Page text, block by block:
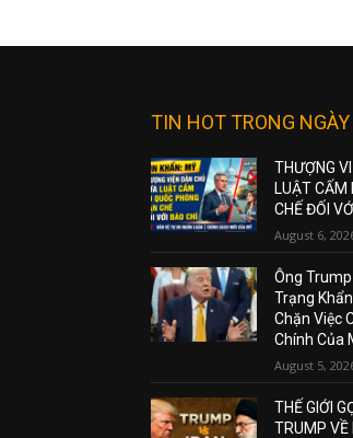
TIN HOT TRONG NGÀY
THƯỢNG
LUẬT CẤM
CHẾ ĐỐI
August 6,
Ông
Trạng
Chặn Việc
Chính Của
August 5,
THẾ GIỚI
TRUMP VỀ